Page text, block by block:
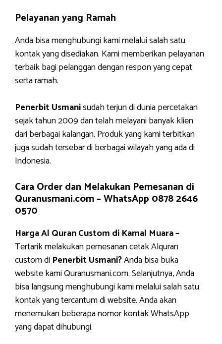
Pelayanan yang Ramah
Anda bisa menghubungi kami melalui salah satu
kontak yang disediakan. Kami memberikan pelayanan
terbaik bagi pelanggan dengan respon yang cepat
serta ramah.
Penerbit Usmanisudah terjun di dunia percetakan
sejak tahun 2009 dan telah melayani banyak klien
dari berbagai kalangan. Produk yang kami terbitkan
juga sudah tersebar di berbagai wilayah yang ada di
Indonesia.
Cara Order dan Melakukan Pemesanan di
Quranusmani.com –WhatsApp 0878 2646
0570
Harga Al Quran Custom di Kamal Muara –
Tertarik melakukan pemesanan cetak Alquran
custom di Penerbit Usmani?Anda bisa buka
website kami Quranusmani.com. Selanjutnya, Anda
bisa langsung menghubungi kami melalui salah satu
kontak yang tercantum di website. Anda akan
menemukan beberapa nomor kontak WhatsApp
yang dapat dihubungi.